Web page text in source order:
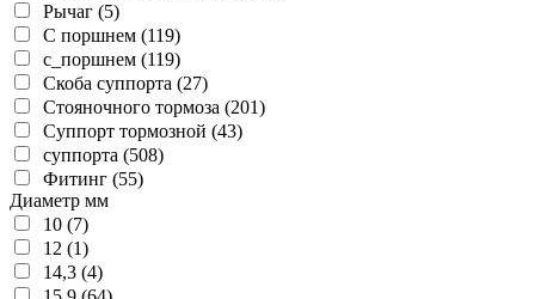
Рычаг (5)
С поршнем (119)
с_поршнем (119)
Скоба суппорта (27)
Стояночного тормоза (201)
Суппорт тормозной (43)
суппорта (508)
Фитинг (55)
Диаметр мм
10 (7)
12 (1)
14,3 (4)